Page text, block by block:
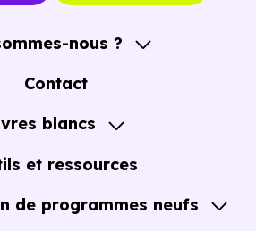
nous ?
A propos
Contact
blancs
immobilier neuf en VEFA
et ressources
de programmes neufs